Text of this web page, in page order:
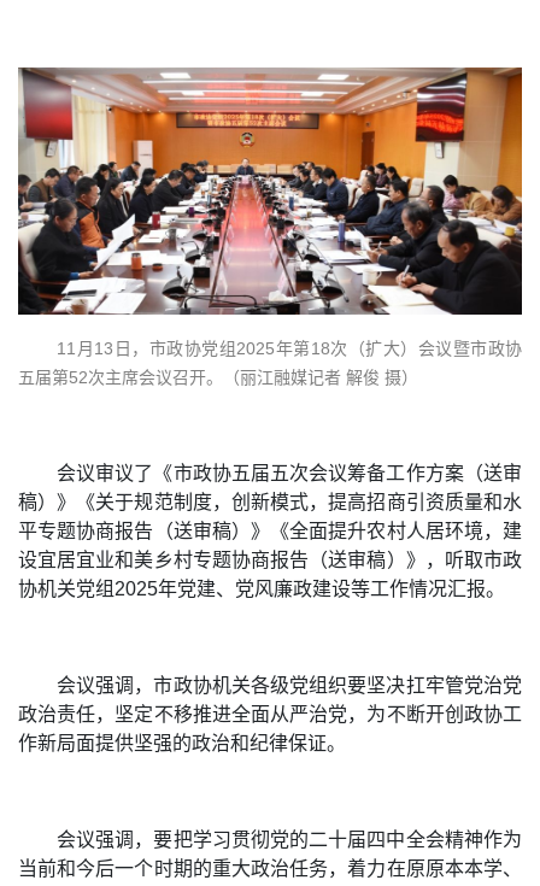
11月13日，市政协党组2025年第18次（扩大）会议暨市政协
五届第52次主席会议召开。（丽江融媒记者 解俊 摄）
会议审议了《市政协五届五次会议筹备工作方案（送审
稿）》《关于规范制度，创新模式，提高招商引资质量和水
平专题协商报告（送审稿）》《全面提升农村人居环境，建
设宜居宜业和美乡村专题协商报告（送审稿）》，听取市政
协机关党组2025年党建、党风廉政建设等工作情况汇报。
会议强调，市政协机关各级党组织要坚决扛牢管党治党
政治责任，坚定不移推进全面从严治党，为不断开创政协工
作新局面提供坚强的政治和纪律保证。
会议强调，要把学习贯彻党的二十届四中全会精神作为
当前和今后一个时期的重大政治任务，着力在原原本本学、